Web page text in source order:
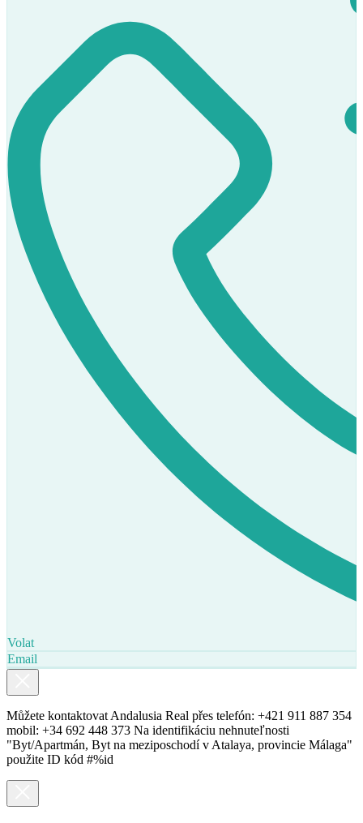
Volat
Email
Můžete kontaktovat Andalusia Real přes telefón: +421 911 887 354
mobil: +34 692 448 373 Na identifikáciu nehnuteľnosti
"Byt/Apartmán, Byt na meziposchodí v Atalaya, provincie Málaga"
použite ID kód #%id